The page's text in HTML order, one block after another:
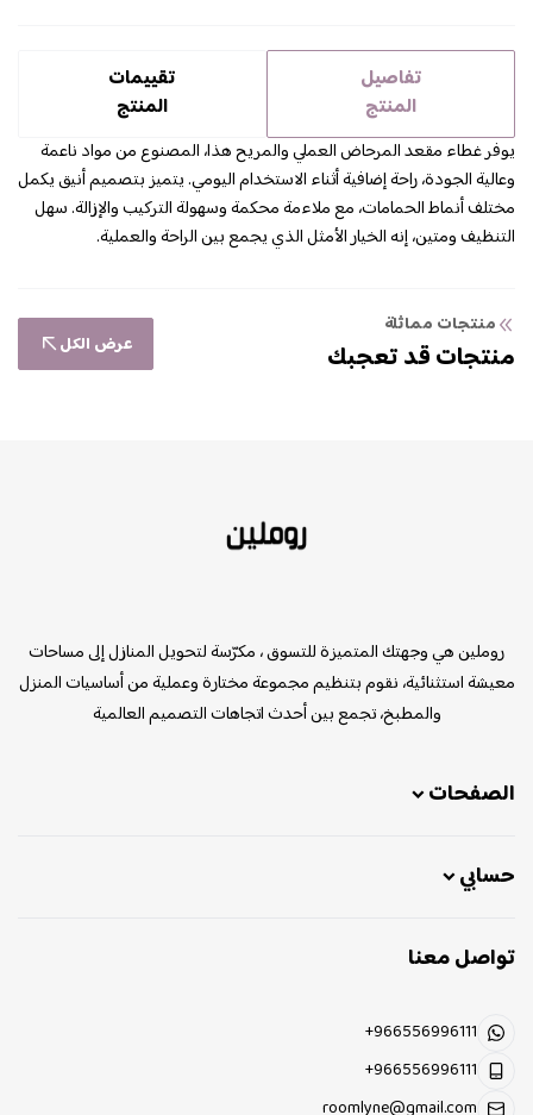
تفاصيل
المنتج
تقييمات
المنتج
يوفر غطاء مقعد المرحاض العملي والمريح هذا، المصنوع من مواد ناعمة
وعالية الجودة، راحة إضافية أثناء الاستخدام اليومي. يتميز بتصميم أنيق يكمل
مختلف أنماط الحمامات، مع ملاءمة محكمة وسهولة التركيب والإزالة. سهل
التنظيف ومتين، إنه الخيار الأمثل الذي يجمع بين الراحة والعملية.
منتجات مماثلة
منتجات قد تعجبك عرض الكل
روملين هي وجهتك المتميزة للتسوق ، مكرّسة لتحويل المنازل إلى مساحات
معيشة استثنائية، نقوم بتنظيم مجموعة مختارة وعملية من أساسيات المنزل
والمطبخ، تجمع بين أحدث اتجاهات التصميم العالمية
الصفحات
حسابي
تواصل معنا
+966556996111
+966556996111
roomlyne@gmail.com